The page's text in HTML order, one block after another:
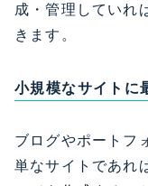
成・管理していれ
きます。
小規模なサイトに
ブログやポートフ
単なサイトであれ